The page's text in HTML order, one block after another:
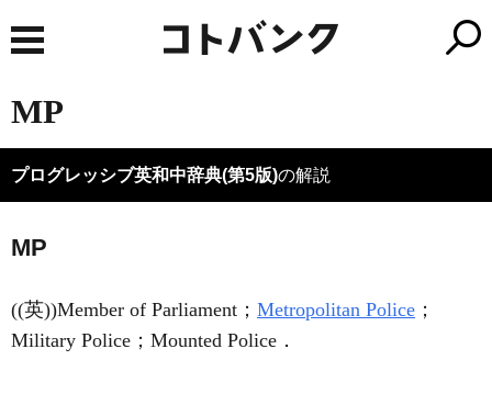
MP
プログレッシブ英和中辞典(第5版)の解説
MP
((英))Member of Parliament； Metropolitan Police ；
Military Police；Mounted Police ．